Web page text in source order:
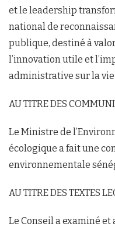
et le leadership
national de
publique, destiné à
l’innovation utile et
administrative sur la vie
AU TITRE DES
Le Ministre de
écologique a fait une
environnementale
AU TITRE DES TEXTES
Le Conseil a examiné et